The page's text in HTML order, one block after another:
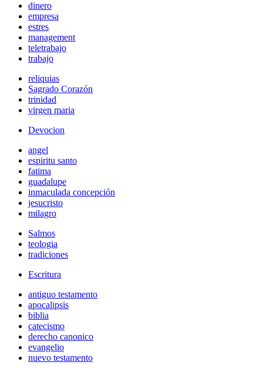
dinero
empresa
estres
management
teletrabajo
trabajo
reliquias
Sagrado Corazón
trinidad
virgen maria
Devocion
angel
espiritu santo
fatima
guadalupe
inmaculada concepción
jesucristo
milagro
Salmos
teologia
tradiciones
Escritura
antiguo testamento
apocalipsis
biblia
catecismo
derecho canonico
evangelio
nuevo testamento